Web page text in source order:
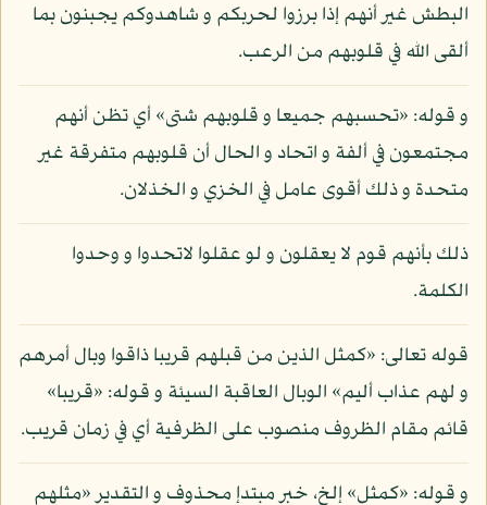
البطش غير أنهم إذا برزوا لحربكم و شاهدوكم يجبنون بما
ألقى الله في قلوبهم من الرعب.
و قوله: «تحسبهم جميعا و قلوبهم شتى» أي تظن أنهم
مجتمعون في ألفة و اتحاد و الحال أن قلوبهم متفرقة غير
متحدة و ذلك أقوى عامل في الخزي و الخذلان.
ذلك بأنهم قوم لا يعقلون و لو عقلوا لاتحدوا و وحدوا
الكلمة.
قوله تعالى: «كمثل الذين من قبلهم قريبا ذاقوا وبال أمرهم
و لهم عذاب أليم» الوبال العاقبة السيئة و قوله: «قريبا»
قائم مقام الظروف منصوب على الظرفية أي في زمان قريب.
و قوله: «كمثل» إلخ، خبر مبتدإ محذوف و التقدير «مثلهم